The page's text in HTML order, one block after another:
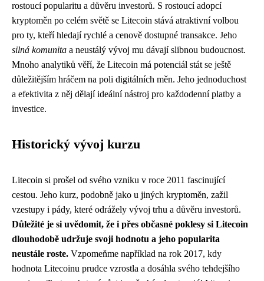
rostoucí popularitu a důvěru investorů. S rostoucí adopcí
kryptoměn po celém světě se Litecoin stává atraktivní volbou
pro ty, kteří hledají rychlé a cenově dostupné transakce. Jeho
silná komunita a neustálý vývoj mu dávají slibnou budoucnost.
Mnoho analytiků věří, že Litecoin má potenciál stát se ještě
důležitějším hráčem na poli digitálních měn. Jeho jednoduchost
a efektivita z něj dělají ideální nástroj pro každodenní platby a
investice.
Historický vývoj kurzu
Litecoin si prošel od svého vzniku v roce 2011 fascinující
cestou. Jeho kurz, podobně jako u jiných kryptoměn, zažil
vzestupy i pády, které odrážely vývoj trhu a důvěru investorů.
Důležité je si uvědomit, že i přes občasné poklesy si Litecoin
dlouhodobě udržuje svoji hodnotu a jeho popularita
neustále roste. Vzpomeňme například na rok 2017, kdy
hodnota Litecoinu prudce vzrostla a dosáhla svého tehdejšího